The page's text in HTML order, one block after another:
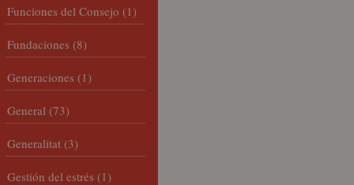
Funciones del Consejo (1)
Fundaciones (8)
Generaciones (1)
General (73)
Generalitat (3)
Gestión del estrés (1)